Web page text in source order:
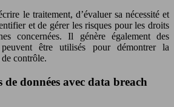
le traitement, d’évaluer sa nécessité et
et de gérer les risques pour les droits
concernées. Il génère également des
être utilisés pour démontrer la
contrôle.
données avec data breach